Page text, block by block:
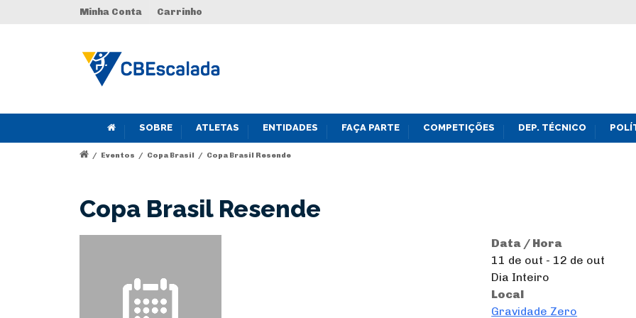
Minha Conta Carrinho
SOBRE ATLETAS ENTIDADES FAÇA PARTE COMPETIÇÕES DEP. TÉCNICO
/ Eventos / Copa Brasil / Copa Brasil Resende
Copa Brasil Resende
Data / Hora
11 de out - 12 de out
Dia Inteiro
Local
Gravidade Zero